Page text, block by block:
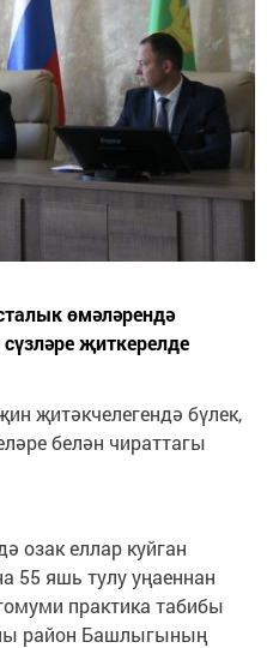
өмәләрендә
җиткерелде
җитәкчелегендә бүлек,
белән чираттагы
озак еллар куйган
55 яшь тулу уңаеннан
практика табибы
район Башлыгының